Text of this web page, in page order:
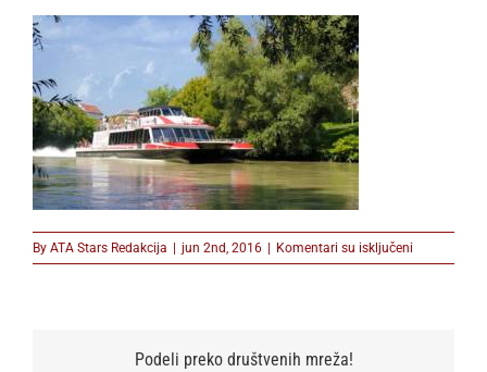
By ATA Stars Redakcija | jun 2nd, 2016 | Komentari su isključeni
10
Podeli preko društvenih mreža!